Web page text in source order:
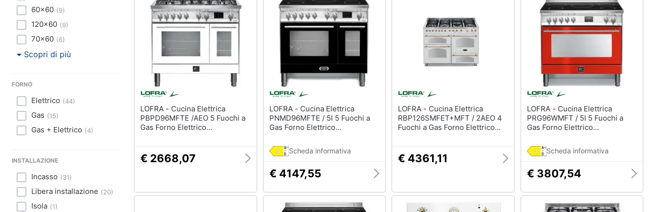
60x60 (9)
120x60 (9)
70x60 (6)
Scopri di più
FORNO
Elettrico (44)
Gas (15)
Gas + Elettrico (4)
INSTALLAZIONE
Incasso (31)
Libera installazione (20)
Isola (1)
LOFRA - Cucina Elettrica
PBPD96MFTE /AEO 5 Fuochi a
Gas Forno Elettrico
Bianco
€ 2668,07
LOFRA - Cucina Elettrica
PNMD96MFTE / 5I 5 Fuochi a
Gas Forno Elettrico
A Dimensioni 90 cm Colore
Nero Scheda informativa
€ 4147,55
LOFRA - Cucina Elettrica
RBP126SMFET+MFT / 2AEO 4
Fuochi a Gas Forno Elettrico
cm Colore Bianco
€ 4361,11
LOFRA - Cucina Elettrica
PRG96WMFT / 5I 5 Fuochi a
Gas Forno Elettrico
A Dimensioni 90 cm Colore
RossoScheda informativa
€ 3807,54